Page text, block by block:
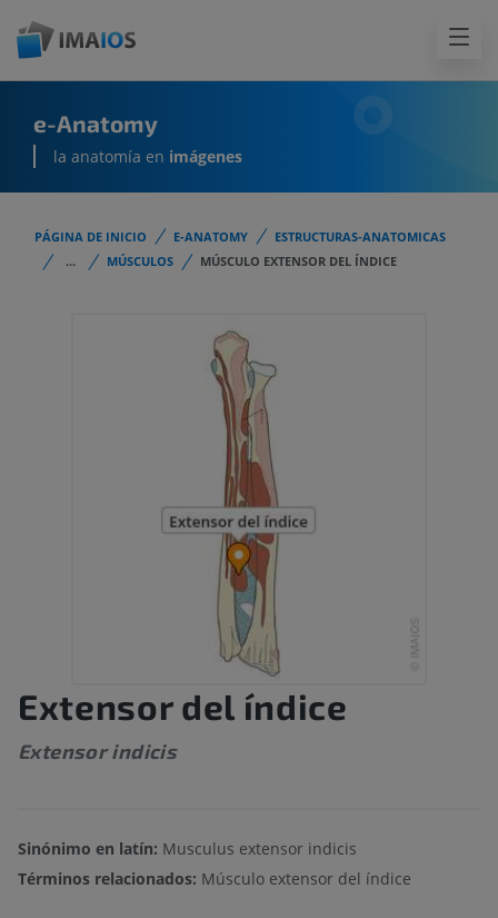
e-Anatomy
la anatomía en imágenes
PÁGINA DE INICIO E-ANATOMY
ESTRUCTURAS-ANATOMICAS
...
MÚSCULOS MÚSCULO EXTENSOR DEL ÍNDICE
Extensor del índice
Extensor indicis
Sinónimo en latín: Musculus extensor indicis
Términos relacionados: Músculo extensor del índice